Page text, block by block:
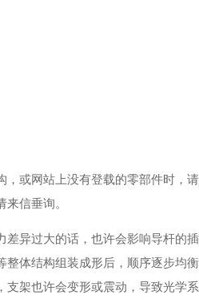
或网站上没有登载的零部件时，请
信垂询。
异过大的话，也许会影响导杆的插
体结构组装成形后，顺序逐步均衡
架也许会变形或震动，导致光学系